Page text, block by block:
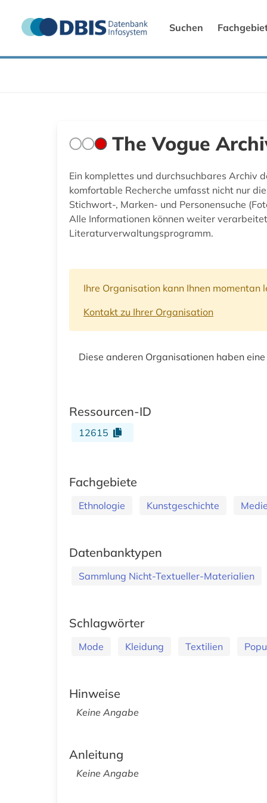
Suchen
The Vogue
Ein komplettes und durchsuchbares Archiv
komfortable Recherche umfasst nicht nur
Stichwort-, Marken- und Personensuche
Alle Informationen können weiter
Literaturverwaltungsprogramm.
Ihre Organisation kann Ihnen
Kontakt zu Ihrer Organisation
Diese anderen Organisationen haben eine
Ressourcen-ID
12615
Fachgebiete
Ethnologie Kunstgeschichte
Datenbanktypen
Sammlung Nicht-Textueller-Materialien
Schlagwörter
Mode Kleidung Textilien
Hinweise
Keine Angabe
Anleitung
Keine Angabe